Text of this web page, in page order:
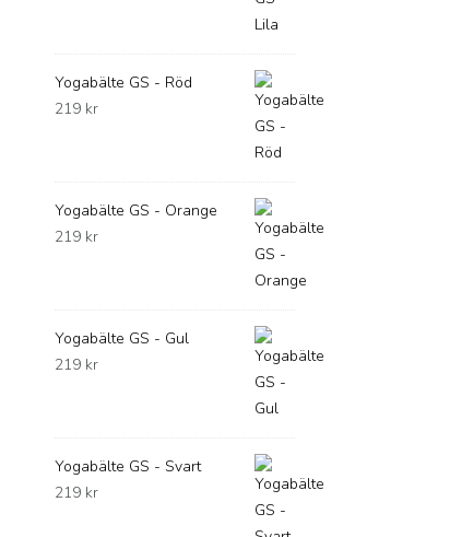
Yogabälte GS - Röd
219 kr
Yogabälte GS - Orange
219 kr
Yogabälte GS - Gul
219 kr
Yogabälte GS - Svart
219 kr